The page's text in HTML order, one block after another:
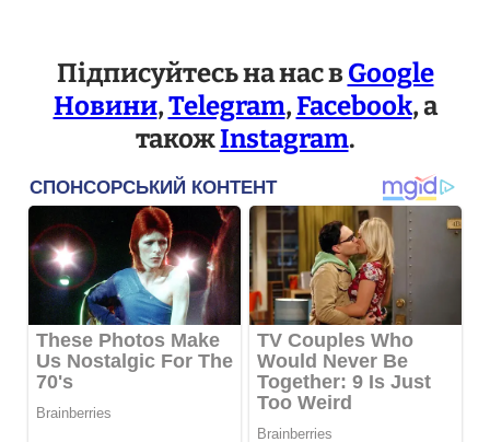
Підписуйтесь на нас вGoogle
Новини,Telegram,Facebook, а
такожInstagram.